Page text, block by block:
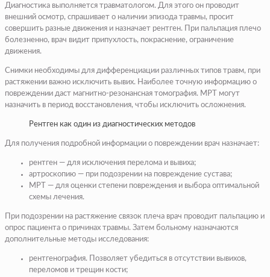
Диагностика выполняется травматологом. Для этого он проводит
внешний осмотр, спрашивает о наличии эпизода травмы, просит
совершить разные движения и назначает рентген. При пальпация плечо
болезненно, врач видит припухлость, покраснение, ограничение
движения.
Снимки необходимы для дифференциации различных типов травм, при
растяжении важно исключить вывих. Наиболее точную информацию о
повреждении даст магнитно-резонансная томография. МРТ могут
назначить в период восстановления, чтобы исключить осложнения.
Рентген как один из диагностических методов
Для получения подробной информации о повреждении врач назначает:
рентген — для исключения перелома и вывиха;
артроскопию — при подозрении на повреждение сустава;
МРТ — для оценки степени повреждения и выбора оптимальной
схемы лечения.
При подозрении на растяжение связок плеча врач проводит пальпацию и
опрос пациента о причинах травмы. Затем больному назначаются
дополнительные методы исследования:
рентгенография. Позволяет убедиться в отсутствии вывихов,
переломов и трещин кости;